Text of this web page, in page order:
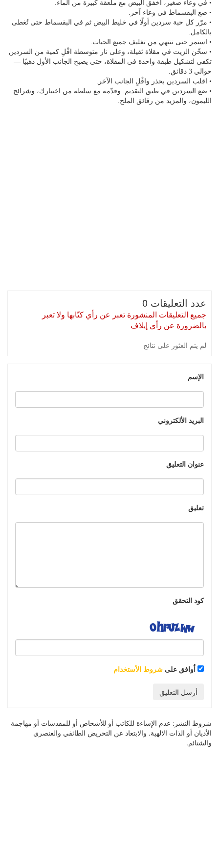
• في وعاء صغير، اخفق البيض مع ملعقة كبيرة من الماء.
• ضع البقسماط في وعاء آخر.
• مرّر كل حبة سردين أولًا في خليط البيض ثم في البقسماط حتى تُغطى
بالكامل.
• استمر حتى تنتهي من تغليف جميع الحبات.
• سخّن الزيت في مقلاة ثقيلة، وعلى نار متوسطة اقْلِ كمية من السردين
تكفي لتشكيل طبقة واحدة في المقلاة، حتى يصبح الجانب الأول ذهبيًا —
حوالي 3 دقائق.
• اقلب السردين بحذر واقْلِ الجانب الآخر.
• ضع السردين في طبق التقديم. وقدّمه مع سلطة من اختيارك، وشرائح
الليمون، والمزيد من رقائق الملح.
عدد التعليقات 0
جميع التعليقات المنشورة تعبر عن رأي كتّابها ولا تعبر
بالضرورة عن رأي إيلاف
لم يتم العثور على نتائج
الإسم
البريد الألكتروني
عنوان التعليق
تعليق
كود التحقق
اُوافق على شروط الأستخدام
أرسل التعليق
شروط النشر: عدم الإساءة للكاتب أو للأشخاص أو للمقدسات أو مهاجمة
الأديان أو الذات الالهية. والابتعاد عن التحريض الطائفي والعنصري
والشتائم.